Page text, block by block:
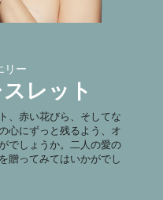
リー
レット
、赤い花びら、そしてな
心にずっと残るよう、オ
でしょうか。二人の愛の
贈ってみてはいかがでし